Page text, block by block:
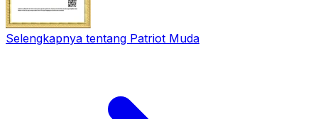
Selengkapnya tentang Patriot Muda